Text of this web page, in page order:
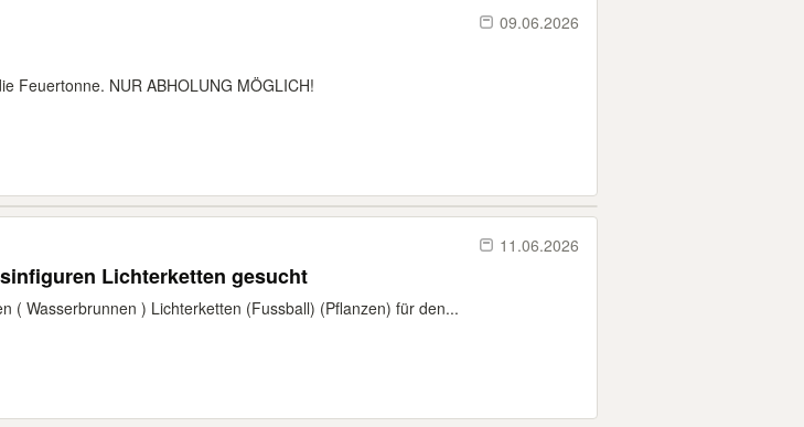
09.06.2026
Feuertonne. NUR ABHOLUNG MÖGLICH!
11.06.2026
Lichterketten gesucht
( Wasserbrunnen ) Lichterketten (Fussball) (Pflanzen) für den...